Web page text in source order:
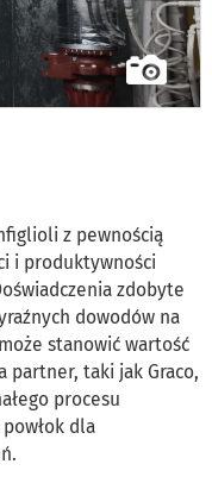
z pewnością
i produktywności
zdobyte
dowodów na
stanowić wartość
partner, taki jak Graco,
procesu
dla